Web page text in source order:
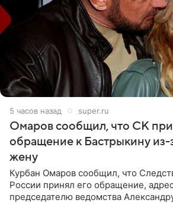
5 часов назад super.ru
Омаров сообщил, что СК
обращение к Бастрыкину из-
жену
Курбан Омаров сообщил, что
России принял его обращение,
председателю ведомства